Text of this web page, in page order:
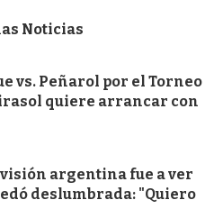
Noticias
vs. Peñarol por el Torneo
quiere arrancar con
argentina fue a ver
deslumbrada: "Quiero